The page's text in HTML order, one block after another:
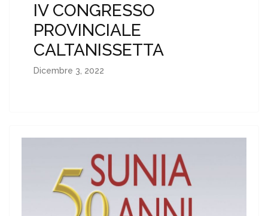
IV CONGRESSO
PROVINCIALE
CALTANISSETTA
Dicembre 3, 2022